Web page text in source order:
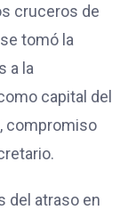
cruceros de
tomó la
a la
capital del
compromiso
del atraso en